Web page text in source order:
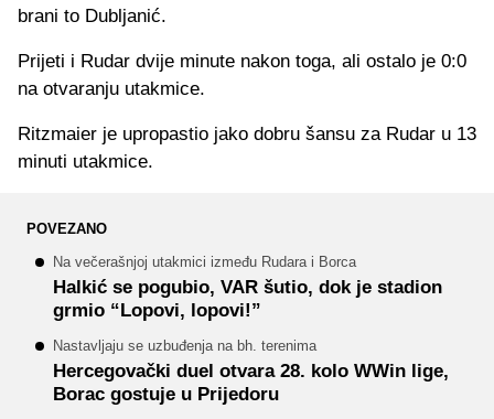
brani to Dubljanić.
Prijeti i Rudar dvije minute nakon toga, ali ostalo je 0:0
na otvaranju utakmice.
Ritzmaier je upropastio jako dobru šansu za Rudar u 13
minuti utakmice.
POVEZANO
Na večerašnjoj utakmici između Rudara i Borca
Halkić se pogubio, VAR šutio, dok je stadion
grmio “Lopovi, lopovi!”
Nastavljaju se uzbuđenja na bh. terenima
Hercegovački duel otvara 28. kolo WWin lige,
Borac gostuje u Prijedoru